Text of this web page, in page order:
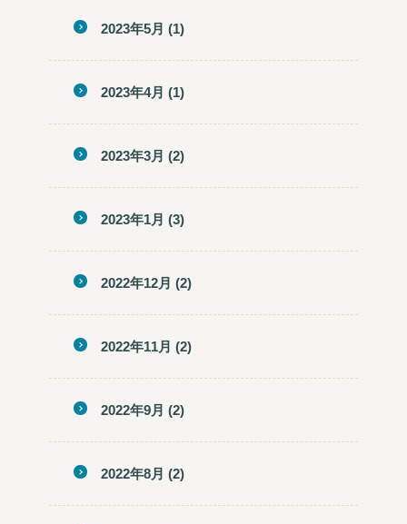
2023年5月 (1)
2023年4月 (1)
2023年3月 (2)
2023年1月 (3)
2022年12月 (2)
2022年11月 (2)
2022年9月 (2)
2022年8月 (2)